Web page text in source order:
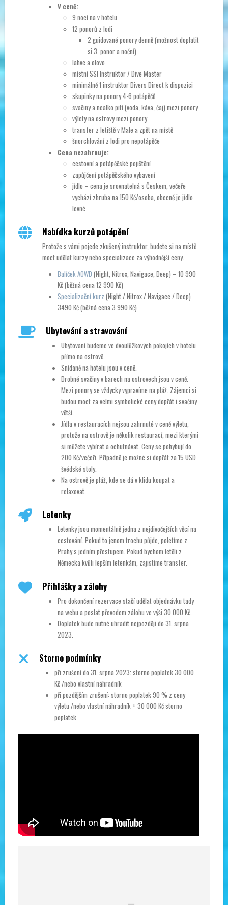
V ceně:
9 nocí na v hotelu
12 ponorů z lodi
2 guidované ponory denně (možnost doplatit
si 3. ponor a noční)
lahve a olovo
místní SSI Instruktor / Dive Master
minimálně 1 instruktor Divers Direct k dispozici
skupinky na ponory 4-6 potápěčů
svačiny a nealko pití (voda, káva, čaj) mezi ponory
výlety na ostrovy mezi ponory
transfer z letiště v Male a zpět na místě
šnorchlování z lodi pro nepotápěče
Cena nezahrnuje:
cestovní a potápěčské pojištění
zapůjčení potápěčského vybavení
jídlo – cena je srovnatelná s Českem, večeře
vychází zhruba na 150 Kč/osoba, obecně je jídlo
levné
Nabídka kurzů potápění
Protože s vámi pojede zkušený instruktor, budete si na místě
moct udělat kurzy nebo specializace za výhodnější ceny.
Balíček AOWD (Night, Nitrox, Navigace, Deep) – 10 990
Kč (běžná cena 12 990 Kč)
Specializační kurz (Night / Nitrox / Navigace / Deep)
3490 Kč (běžná cena 3 990 Kč)
Ubytování a stravování
Ubytovaní budeme ve dvoulůžkových pokojích v hotelu
přímo na ostrově.
Snídaně na hotelu jsou v ceně.
Drobné svačiny v barech na ostrovech jsou v ceně.
Mezi ponory se vždycky vypravíme na pláž. Zájemci si
budou moct za velmi symbolické ceny dopřát i svačiny
větší.
Jídla v restauracích nejsou zahrnuté v ceně výletu,
protože na ostrově je několik restaurací, mezi kterými
si můžete vybírat a ochutnávat. Ceny se pohybují do
200 Kč/večeři. Případně je možné si dopřát za 15 USD
švédské stoly.
Na ostrově je pláž, kde se dá v klidu koupat a
relaxovat.
Letenky
Letenky jsou momentálně jedna z nejdivočejších věcí na
cestování. Pokud to jenom trochu půjde, poletíme z
Prahy s jedním přestupem. Pokud bychom letěli z
Německa kvůli lepším letenkám, zajistíme transfer.
Přihlášky a zálohy
Pro dokončení rezervace stačí udělat objednávku tady
na webu a poslat převodem zálohu ve výši 30 000 Kč.
Doplatek bude nutné uhradit nejpozději do 31. srpna
2023.
Storno podmínky
při zrušení do 31. srpna 2023: storno poplatek 30 000
Kč /nebo vlastní náhradník
při pozdějším zrušení: storno poplatek 90 % z ceny
výletu /nebo vlastní náhradník + 30 000 Kč storno
poplatek